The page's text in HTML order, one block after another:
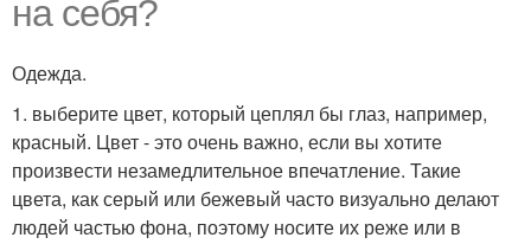
на себя?
Одежда.
1. выберите цвет, который цеплял бы глаз, например,
красный. Цвет - это очень важно, если вы хотите
произвести незамедлительное впечатление. Такие
цвета, как серый или бежевый часто визуально делают
людей частью фона, поэтому носите их реже или в